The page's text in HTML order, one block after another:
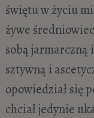
świętu w życiu
żywe
sobą jarmarczną
sztywną i
opowiedział się
chciał jedynie